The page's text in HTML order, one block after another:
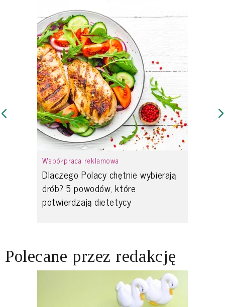
Współpraca reklamowa
Dlaczego Polacy chętnie wybierają
drób? 5 powodów, które
potwierdzają dietetycy
Polecane przez redakcję